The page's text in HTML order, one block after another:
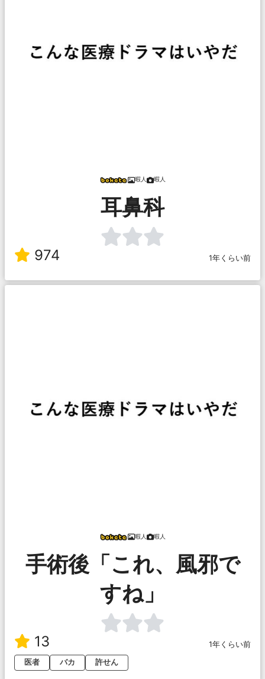
暇人 暇人
耳鼻科
974 1年くらい前
暇人 暇人
手術後「これ、風邪で
すね」
13
1年くらい前
医者
バカ 許せん